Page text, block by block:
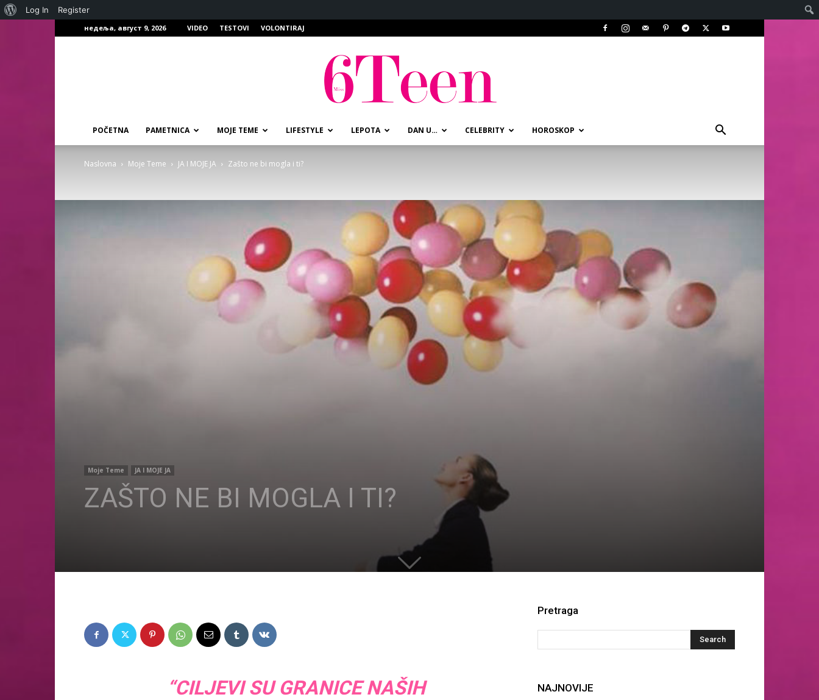
недеља, август 9, 2026 VIDEO TESTOVI VOLONTIRAJ
miss6teen
POČETNA PAMETNICA MOJE TEME LIFESTYLE LEPOTA DAN U… CELEBRITY HOROSKOP
Naslovna Moje Teme JA I MOJE JA Zašto ne bi mogla i ti?
Moje Teme JA I MOJE JA
ZAŠTO NE BI MOGLA I TI?
“CILJEVI SU GRANICE NAŠIH
Pretraga
NAJNOVIJE
Log In Register